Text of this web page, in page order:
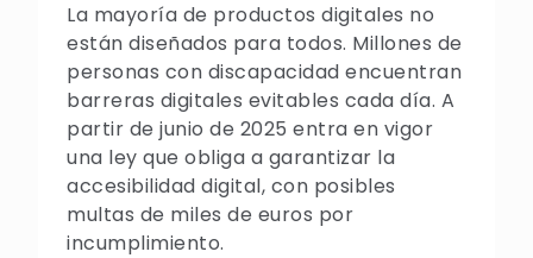
La mayoría de productos digitales no
están diseñados para todos. Millones de
personas con discapacidad encuentran
barreras digitales evitables cada día. A
partir de junio de 2025 entra en vigor
una ley que obliga a garantizar la
accesibilidad digital, con posibles
multas de miles de euros por
incumplimiento.